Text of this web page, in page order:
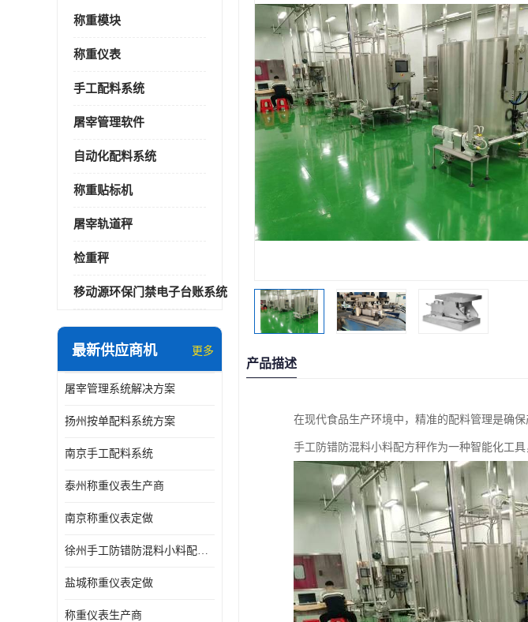
称重模块
称重仪表
手工配料系统
屠宰管理软件
自动化配料系统
称重贴标机
屠宰轨道秤
检重秤
移动源环保门禁电子台账系统
最新供应商机 更多
屠宰管理系统解决方案
扬州按单配料系统方案
南京手工配料系统
泰州称重仪表生产商
南京称重仪表定做
徐州手工防错防混料小料配方秤
盐城称重仪表定做
称重仪表生产商
产品描述
在现代食品生产环境中，精准的配料管理是确保
手工防错防混料小料配方秤作为一种智能化工